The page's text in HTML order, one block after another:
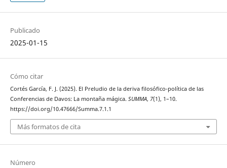
Publicado
2025-01-15
Cómo citar
Cortés García, F. J. (2025). El Preludio de la deriva filosófico-política de las
Conferencias de Davos: La montaña mágica. SUMMA, 7(1), 1–10.
https://doi.org/10.47666/Summa.7.1.1
Más formatos de cita
Número